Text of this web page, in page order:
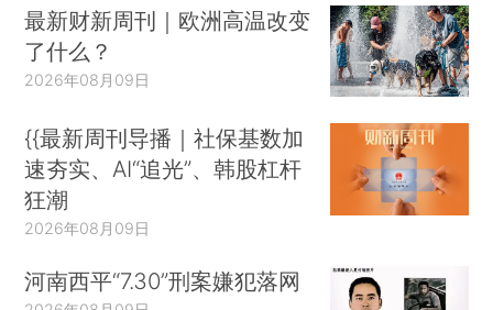
展的重点难点问题，加强重要改革举措的统筹，努
力形成既体现我国政治制度特点、又符合时代发展
要求的中国特色退役军官安置制度。各级党委和政
上突出位置，作为考核领导班子和领导干部政绩的
重要内容，健全完善军转安置工作领导责任制，抓
好督促检查，确保各项任务落到实处。各地区各部
肃安置工作纪律，确保军转安置工作风清气正。
最新财新周刊｜欧洲高温改变
了什么？
2026年08月09日
{{最新周刊导播｜社保基数加
速夯实、AI“追光”、韩股杠杆
狂潮
2026年08月09日
河南西平“7.30”刑案嫌犯落网